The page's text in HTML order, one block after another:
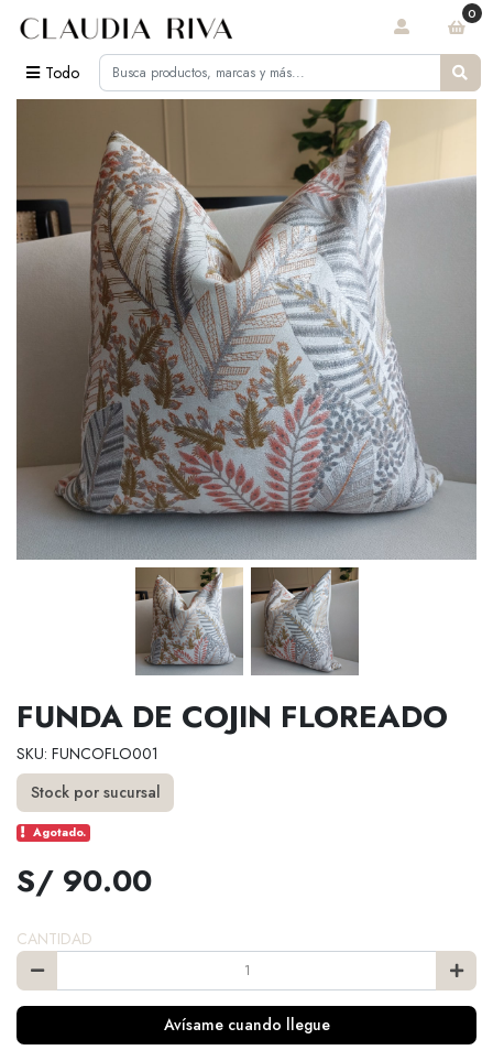
Todo
0
FUNDA DE COJIN FLOREADO
SKU: FUNCOFLO001
Stock por sucursal
Agotado.
S/ 90.00
CANTIDAD
Avísame cuando llegue